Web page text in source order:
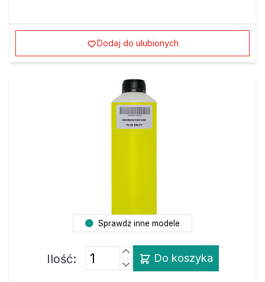
Dodaj do ulubionych
Sprawdź inne modele
Ilość: Do koszyka